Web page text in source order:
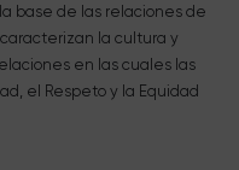
base de las relaciones de
la cultura y
en las cuales las
el Respeto y la Equidad